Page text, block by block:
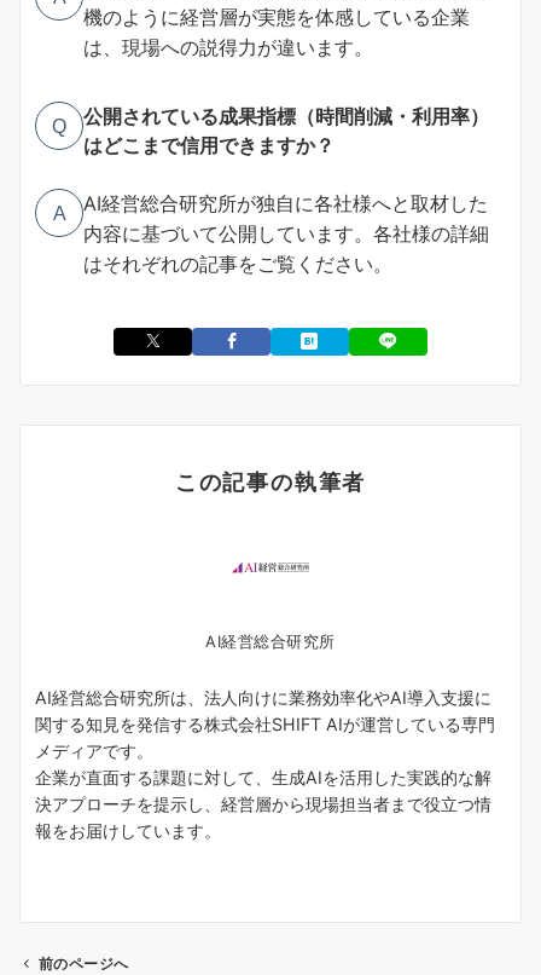
機のように経営層が実態を体感している企業
は、現場への説得力が違います。
Q
公開されている成果指標（時間削減・利用率）
はどこまで信用できますか？
A
AI経営総合研究所が独自に各社様へと取材した
内容に基づいて公開しています。各社様の詳細
はそれぞれの記事をご覧ください。
この記事の執筆者
AI経営総合研究所
AI経営総合研究所は、法人向けに業務効率化やAI導入支援に
関する知見を発信する株式会社SHIFT AIが運営している専門
メディアです。
企業が直面する課題に対して、生成AIを活用した実践的な解
決アプローチを提示し、経営層から現場担当者まで役立つ情
報をお届けしています。
前のページへ